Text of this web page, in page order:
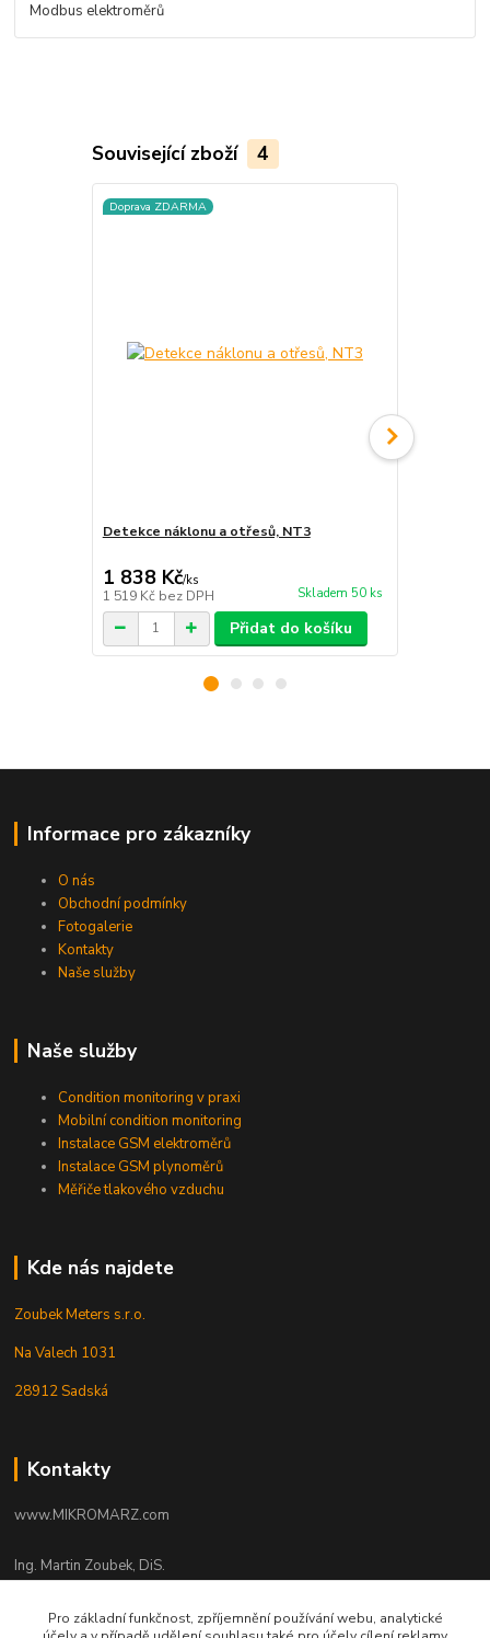
Modbus elektroměrů
Související zboží 4
Doprava ZDARMA
Detekce náklonu a otřesů, NT3
1 838 Kč/ks
1 519 Kč bez DPH Skladem 50 ks
Přidat do košíku
Informace pro zákazníky
O nás
Obchodní podmínky
Fotogalerie
Kontakty
Naše služby
Naše služby
Condition monitoring v praxi
Mobilní condition monitoring
Instalace GSM elektroměrů
Instalace GSM plynoměrů
Měřiče tlakového vzduchu
Kde nás najdete
Zoubek Meters s.r.o.
Na Valech 1031
28912 Sadská
Kontakty
www.MIKROMARZ.com
Ing. Martin Zoubek, DiS.
+420 606 347 135
(Po-Pá 8-16 hod.)
Pro základní funkčnost, zpříjemnění používání webu, analytické